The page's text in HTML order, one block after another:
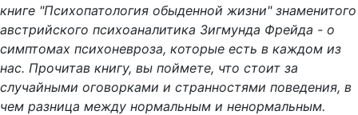
книге "Психопатология обыденной жизни" знаменитого
австрийского психоаналитика Зигмунда Фрейда - о
симптомах психоневроза, которые есть в каждом из
нас. Прочитав книгу, вы поймете, что стоит за
случайными оговорками и странностями поведения, в
чем разница между нормальным и ненормальным.